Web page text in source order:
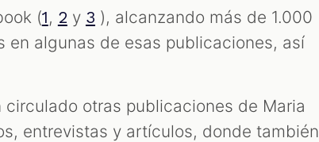
(1, 2 y 3 ), alcanzando más de 1.000
en algunas de esas publicaciones, así
otras publicaciones de Maria
entrevistas y artículos, donde también